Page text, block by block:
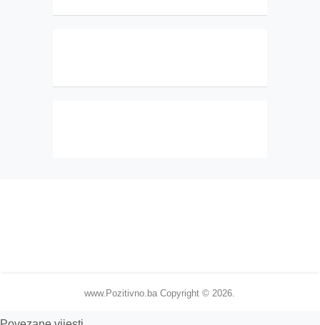
www.Pozitivno.ba Copyright © 2026.